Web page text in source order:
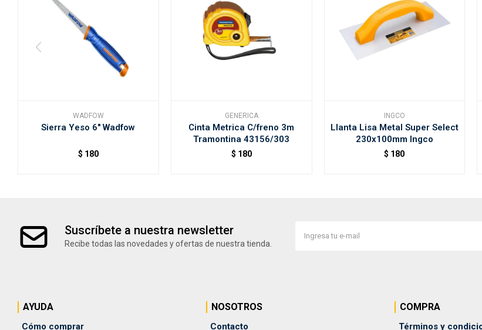
WADFOW
Sierra Yeso 6" Wadfow
$ 180
GENERICA
Cinta Metrica C/freno 3m
Tramontina 43156/303
$ 180
INGCO
Llanta Lisa Metal Super Select
230x100mm Ingco
$ 180
Suscríbete a nuestra newsletter
Recibe todas las novedades y ofertas de nuestra tienda.
AYUDA
Cómo comprar
NOSOTROS
Contacto
COMPRA
Términos y